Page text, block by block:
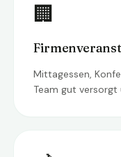
🏢
Mittagessen,
Team gut